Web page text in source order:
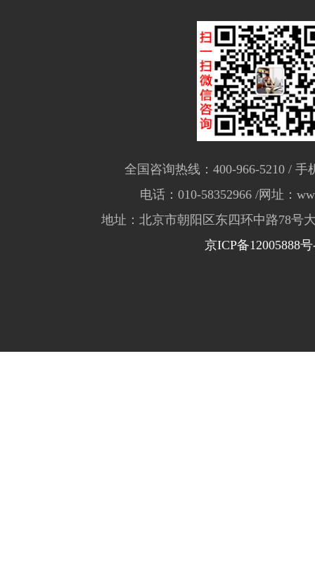
全国咨询热线：400-966-5210 / 手
电话：010-58352966 /网址：
地址：北京市朝阳区东四环中路78号
京ICP备12005888号